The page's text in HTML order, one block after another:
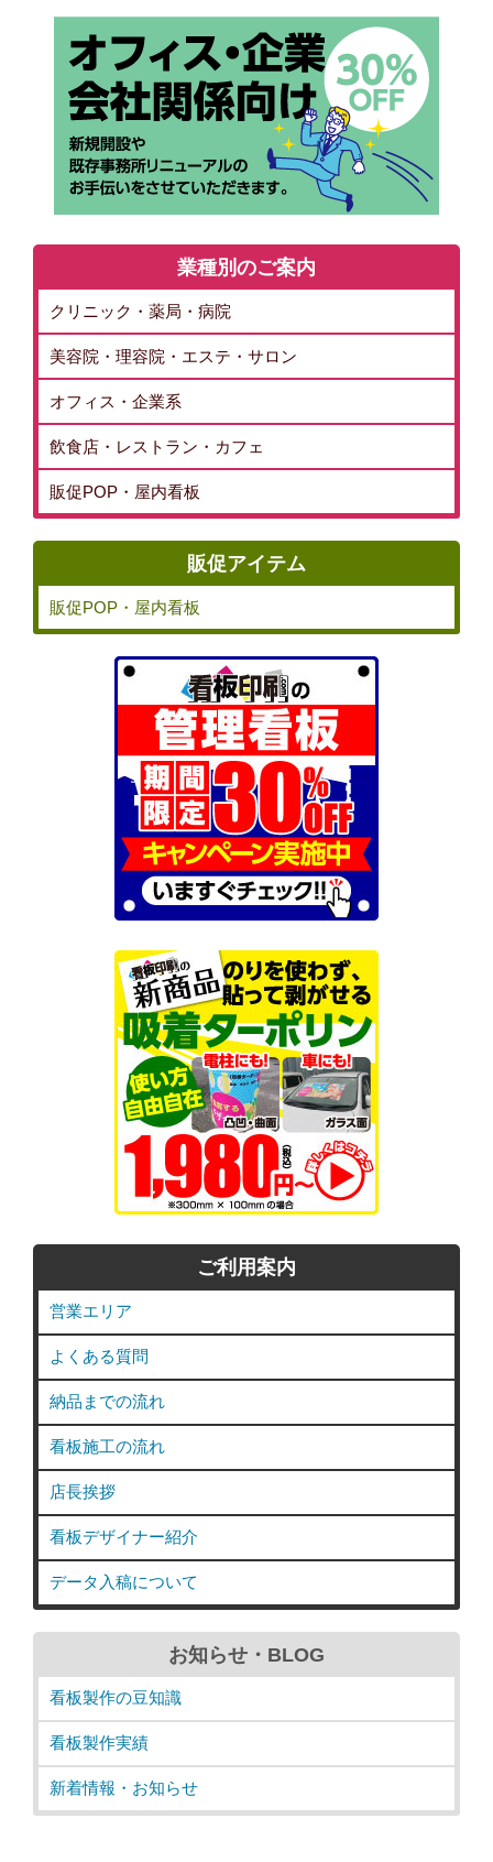
業種別のご案内
クリニック・薬局・病院
美容院・理容院・エステ・サロン
オフィス・企業系
飲食店・レストラン・カフェ
販促POP・屋内看板
販促アイテム
販促POP・屋内看板
ご利用案内
営業エリア
よくある質問
納品までの流れ
看板施工の流れ
店長挨拶
看板デザイナー紹介
データ入稿について
お知らせ・BLOG
看板製作の豆知識
看板製作実績
新着情報・お知らせ